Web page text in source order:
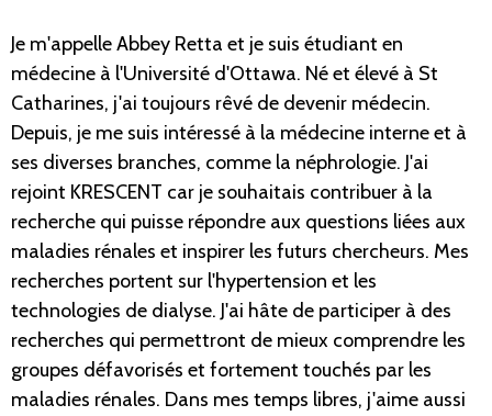
Je m'appelle Abbey Retta et je suis étudiant en
médecine à l'Université d'Ottawa. Né et élevé à St
Catharines, j'ai toujours rêvé de devenir médecin.
Depuis, je me suis intéressé à la médecine interne et à
ses diverses branches, comme la néphrologie. J'ai
rejoint KRESCENT car je souhaitais contribuer à la
recherche qui puisse répondre aux questions liées aux
maladies rénales et inspirer les futurs chercheurs. Mes
recherches portent sur l'hypertension et les
technologies de dialyse. J'ai hâte de participer à des
recherches qui permettront de mieux comprendre les
groupes défavorisés et fortement touchés par les
maladies rénales. Dans mes temps libres, j'aime aussi